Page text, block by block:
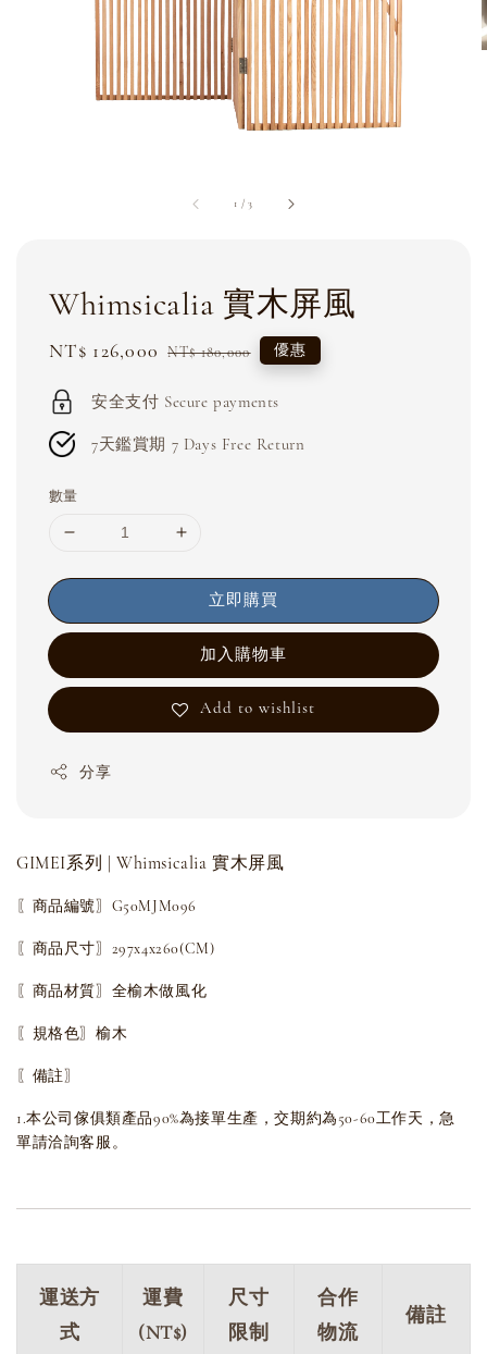
1 /3
Whimsicalia 實木屏風
Sale
NT$ 126,000 Regular
NT$ 180,000 優惠
安全支付 Secure payments
7天鑑賞期 7 Days Free Return
數量
立即購買
加入購物車
Add to wishlist
分享
GIMEI系列 | Whimsicalia 實木屏風
〖商品編號〗G50MJM096
〖商品尺寸〗297x4x260(CM)
〖商品材質〗全榆木做風化
〖規格色〗榆木
〖備註〗
1.本公司傢俱類產品90%為接單生產，交期約為50-60工作天，急
單請洽詢客服。
運送方
式
運費
(NT$)
尺寸
限制
合作
物流
備註